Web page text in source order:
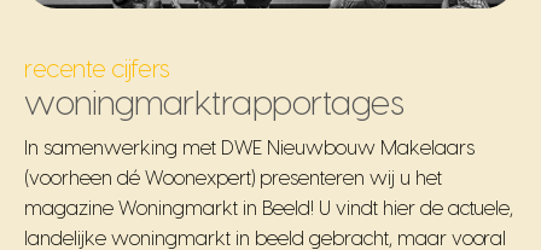
recente cijfers
woningmarktrapportages
In samenwerking met DWE Nieuwbouw Makelaars
(voorheen dé Woonexpert) presenteren wij u het
magazine Woningmarkt in Beeld! U vindt hier de actuele,
landelijke woningmarkt in beeld gebracht, maar vooral